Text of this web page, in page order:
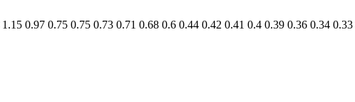
1.15 0.97 0.75 0.75 0.73 0.71 0.68 0.6 0.44 0.42 0.41 0.4 0.39 0.36 0.34 0.33